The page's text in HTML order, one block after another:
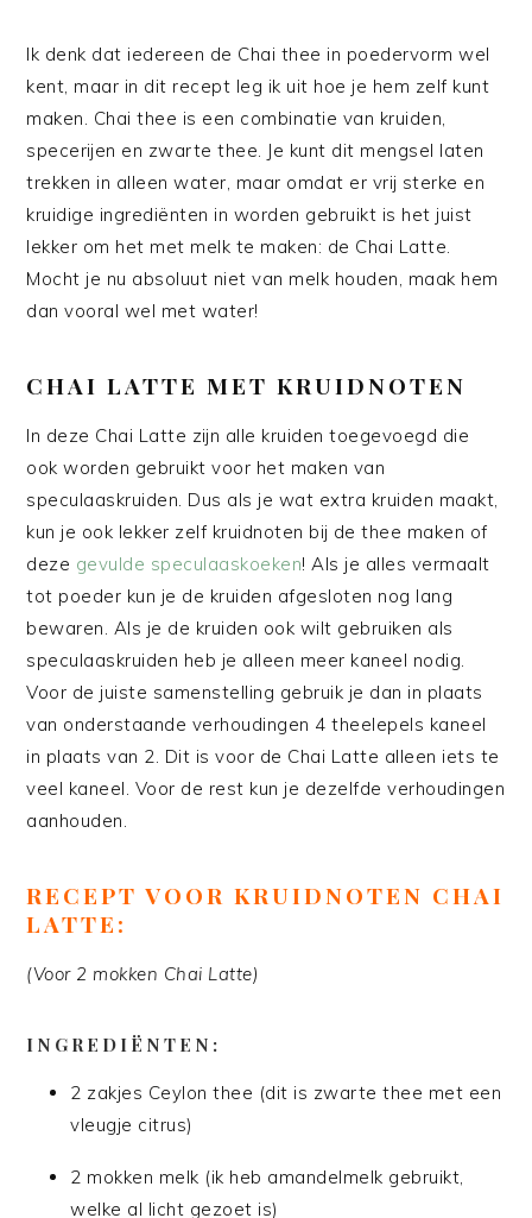
Ik denk dat iedereen de Chai thee in poedervorm wel
kent, maar in dit recept leg ik uit hoe je hem zelf kunt
maken. Chai thee is een combinatie van kruiden,
specerijen en zwarte thee. Je kunt dit mengsel laten
trekken in alleen water, maar omdat er vrij sterke en
kruidige ingrediënten in worden gebruikt is het juist
lekker om het met melk te maken: de Chai Latte.
Mocht je nu absoluut niet van melk houden, maak hem
dan vooral wel met water!
CHAI LATTE MET KRUIDNOTEN
In deze Chai Latte zijn alle kruiden toegevoegd die
ook worden gebruikt voor het maken van
speculaaskruiden. Dus als je wat extra kruiden maakt,
kun je ook lekker zelf kruidnoten bij de thee maken of
deze gevulde speculaaskoeken! Als je alles vermaalt
tot poeder kun je de kruiden afgesloten nog lang
bewaren. Als je de kruiden ook wilt gebruiken als
speculaaskruiden heb je alleen meer kaneel nodig.
Voor de juiste samenstelling gebruik je dan in plaats
van onderstaande verhoudingen 4 theelepels kaneel
in plaats van 2. Dit is voor de Chai Latte alleen iets te
veel kaneel. Voor de rest kun je dezelfde verhoudingen
aanhouden.
RECEPT VOOR KRUIDNOTEN CHAI
LATTE:
(Voor 2 mokken Chai Latte)
INGREDIËNTEN:
2 zakjes Ceylon thee (dit is zwarte thee met een
vleugje citrus)
2 mokken melk (ik heb amandelmelk gebruikt,
welke al licht gezoet is)